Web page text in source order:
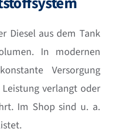
Diesel aus dem Tank
In modernen
Versorgung
verlangt oder
Im Shop sind u. a.